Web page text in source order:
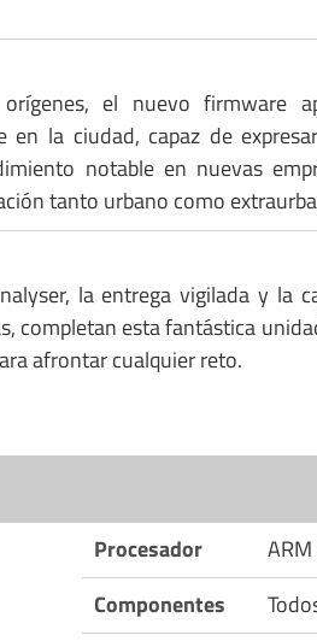
el nuevo firmware
en la ciudad, capaz de
notable en nuevas
tanto urbano como
la entrega vigilada y la
completan esta fantástica
afrontar cualquier reto.
Procesador
Componentes